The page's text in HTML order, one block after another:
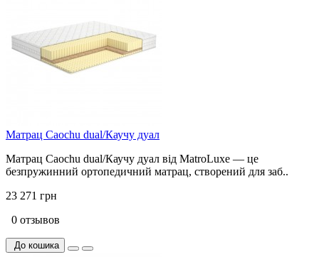
Матрац Caochu dual/Каучу дуал
Матрац Caochu dual/Каучу дуал від MatroLuxe — це
безпружинний ортопедичний матрац, створений для заб..
23 271 грн
0 отзывов
До кошика